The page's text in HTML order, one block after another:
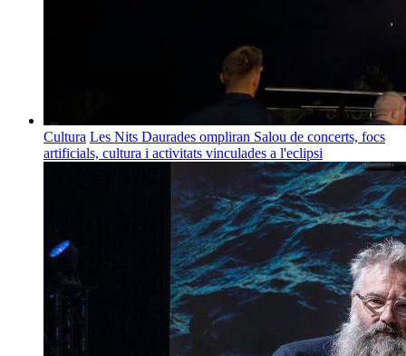
Cultura Les Nits Daurades ompliran Salou de concerts, focs
artificials, cultura i activitats vinculades a l'eclipsi